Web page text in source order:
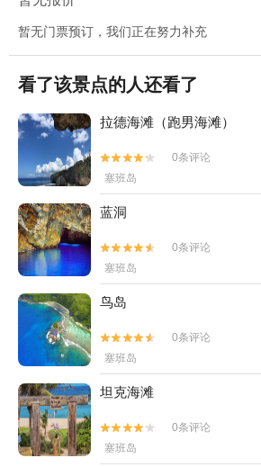
暂无门票预订，我们正在努力补充
看了该景点的人还看了
拉德海滩（跑男海滩）


0条评论
塞班岛
蓝洞


0条评论
塞班岛
鸟岛


0条评论
塞班岛
坦克海滩


0条评论
塞班岛